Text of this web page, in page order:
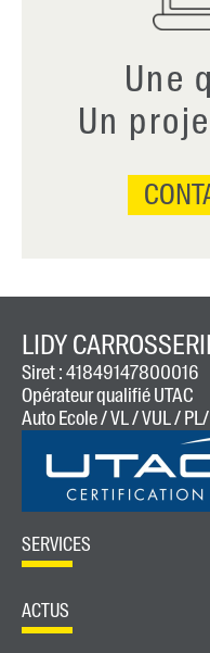
Une
Un
LIDY
Siret : 41849147800016
Opérateur qualifié UTAC
Auto Ecole / VL / VUL /
SERVICES
ACTUS